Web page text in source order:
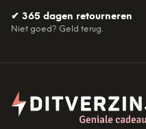
✔ 365 dagen retourneren
Niet goed? Geld terug.